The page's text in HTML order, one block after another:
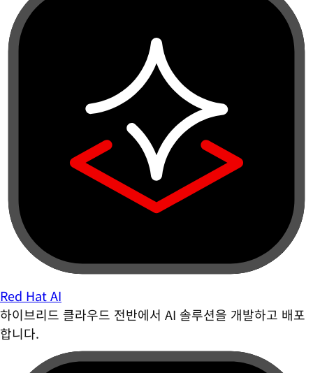
Red Hat AI
하이브리드 클라우드 전반에서 AI 솔루션을 개발하고 배포
합니다.